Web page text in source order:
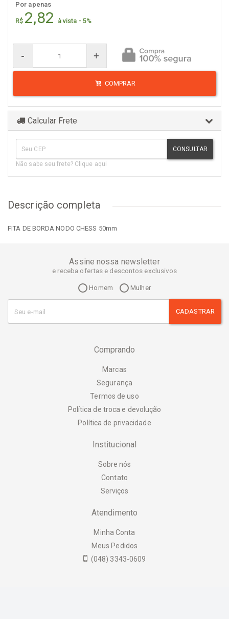
Por apenas
R$ 2,82 à vista - 5%
- +
COMPRAR
Calcular Frete
CONSULTAR
Não sabe seu frete? Clique aqui
Descrição completa
FITA DE BORDA NODO CHESS 50mm
Assine nossa newsletter
e receba ofertas e descontos exclusivos
Homem Mulher
CADASTRAR
Comprando
Marcas
Segurança
Termos de uso
Política de troca e devolução
Política de privacidade
Institucional
Sobre nós
Contato
Serviços
Atendimento
Minha Conta
Meus Pedidos
(048) 3343-0609